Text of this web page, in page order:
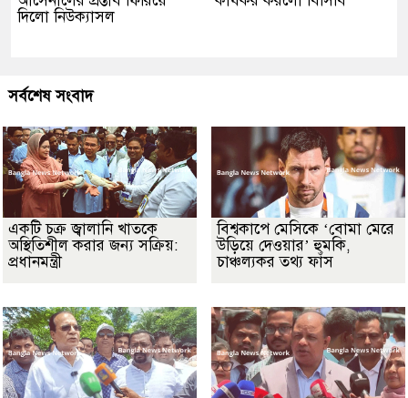
দিলো নিউক্যাসল
সর্বশেষ সংবাদ
একটি চক্র জ্বালানি খাতকে
অস্থিতিশীল করার জন্য সক্রিয়:
প্রধানমন্ত্রী
বিশ্বকাপে মেসিকে ‘বোমা মেরে
উড়িয়ে দেওয়ার’ হুমকি,
চাঞ্চল্যকর তথ্য ফাঁস